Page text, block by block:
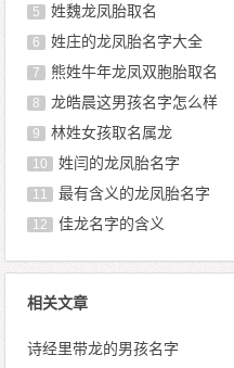
5 姓魏龙凤胎取名
6 姓庄的龙凤胎名字大全
7 熊姓牛年龙凤双胞胎取名
8 龙皓晨这男孩名字怎么样
9 林姓女孩取名属龙
10 姓闫的龙凤胎名字
11 最有含义的龙凤胎名字
12 佳龙名字的含义
相关文章
诗经里带龙的男孩名字